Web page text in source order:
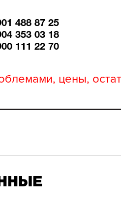
488 87 25
353 03 18
111 22 70
цены,